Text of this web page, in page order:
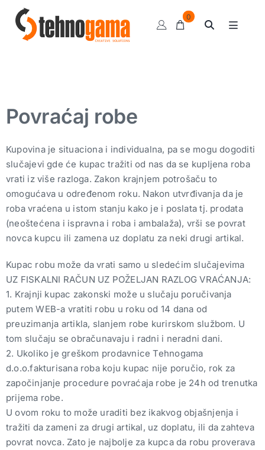
content
0
Toggle
Kompresorske pumpe
Ulja i sredstva
Motalice
Balanseri
Grejalice
Pneumatski priključci
Rezerni delovi
Povraćaj robe
Kupovina je situaciona i individualna, pa se mogu dogoditi
slučajevi gde će kupac tražiti od nas da se kupljena roba
vrati iz više razloga. Zakon krajnjem potrošaču to
omogućava u određenom roku. Nakon utvrđivanja da je
roba vraćena u istom stanju kako je i poslata tj. prodata
(neoštećena i ispravna i roba i ambalaža), vrši se povrat
novca kupcu ili zamena uz doplatu za neki drugi artikal.
Kupac robu može da vrati samo u sledećim slučajevima
UZ FISKALNI RAČUN UZ POŽELJAN RAZLOG VRAĆANJA:
1. Krajnji kupac zakonski može u slučaju poručivanja
putem WEB-a vratiti robu u roku od 14 dana od
preuzimanja artikla, slanjem robe kurirskom službom. U
tom slučaju se obračunavaju i radni i neradni dani.
2. Ukoliko je greškom prodavnice Tehnogama
d.o.o.fakturisana roba koju kupac nije poručio, rok za
započinjanje procedure povraćaja robe je 24h od trenutka
prijema robe.
U ovom roku to može uraditi bez ikakvog objašnjenja i
tražiti da zameni za drugi artikal, uz doplatu, ili da zahteva
povrat novca. Zato je najbolje za kupca da robu proverava